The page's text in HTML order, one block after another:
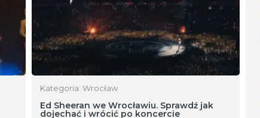
Kategoria: Wrocław
Ed Sheeran we Wrocławiu. Sprawdź jak
dojechać i wrócić po koncercie